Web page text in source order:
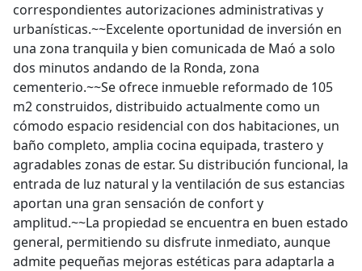
correspondientes autorizaciones administrativas y
urbanísticas.~~Excelente oportunidad de inversión en
una zona tranquila y bien comunicada de Maó a solo
dos minutos andando de la Ronda, zona
cementerio.~~Se ofrece inmueble reformado de 105
m2 construidos, distribuido actualmente como un
cómodo espacio residencial con dos habitaciones, un
baño completo, amplia cocina equipada, trastero y
agradables zonas de estar. Su distribución funcional, la
entrada de luz natural y la ventilación de sus estancias
aportan una gran sensación de confort y
amplitud.~~La propiedad se encuentra en buen estado
general, permitiendo su disfrute inmediato, aunque
admite pequeñas mejoras estéticas para adaptarla a